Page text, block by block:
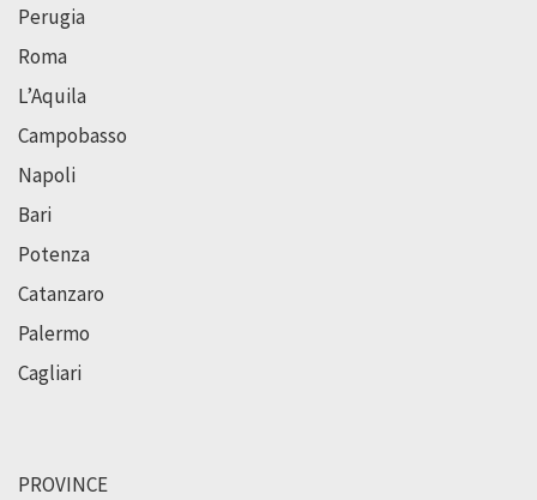
Perugia
Roma
L’Aquila
Campobasso
Napoli
Bari
Potenza
Catanzaro
Palermo
Cagliari
PROVINCE